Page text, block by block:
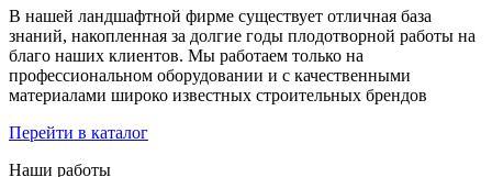
В нашей ландшафтной фирме существует отличная база
знаний, накопленная за долгие годы плодотворной работы на
благо наших клиентов. Мы работаем только на
профессиональном оборудовании и с качественными
материалами широко известных строительных брендов
Перейти в каталог
Наши работы